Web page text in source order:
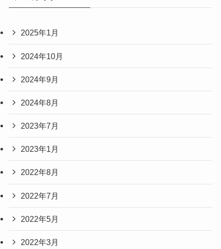
2025年1月
2024年10月
2024年9月
2024年8月
2023年7月
2023年1月
2022年8月
2022年7月
2022年5月
2022年3月